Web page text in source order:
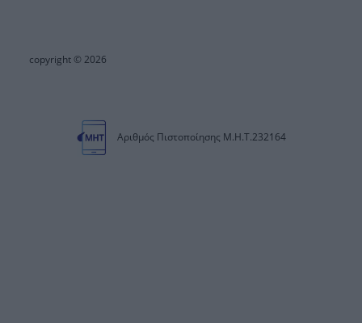
copyright © 2026
Αριθμός Πιστοποίησης Μ.Η.Τ.232164